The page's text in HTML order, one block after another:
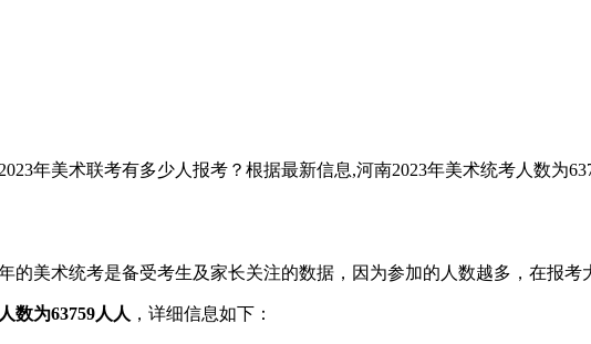
年美术联考有多少人报考？根据最新信息,河南2023年美术统考人数为
的美术统考是备受考生及家长关注的数据，因为参加的人数越多，在报
数为63759人人 ，详细信息如下：